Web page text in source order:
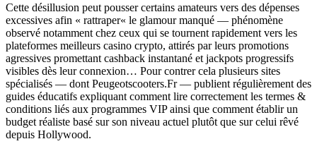
Cette désillusion peut pousser certains amateurs vers des dépenses
excessives afin « rattraper« le glamour manqué — phénomène
observé notamment chez ceux qui se tournent rapidement vers les
plateformes meilleurs casino crypto, attirés par leurs promotions
agressives promettant cashback instantané et jackpots progressifs
visibles dès leur connexion… Pour contrer cela plusieurs sites
spécialisés — dont Peugeotscooters.Fr — publient régulièrement des
guides éducatifs expliquant comment lire correctement les termes &
conditions liés aux programmes VIP ainsi que comment établir un
budget réaliste basé sur son niveau actuel plutôt que sur celui rêvé
depuis Hollywood.​